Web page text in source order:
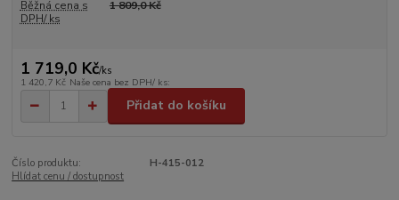
Běžná cena s
DPH/ ks
1 809,0 Kč
1 719,0 Kč/ks
1 420,7 Kč Naše cena bez DPH/ ks:
Přidat do košíku
Číslo produktu:
H-415-012
Hlídat cenu / dostupnost